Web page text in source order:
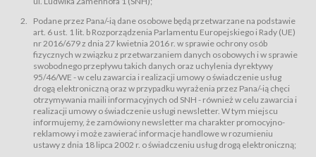
Sklep – sklep internetowy prowadzony przez Usługodawcę w Serwisie;
Regulamin – niniejszy regulamin.
§ 2
Postanowienia ogólne
Regulamin określa zasady:
świadczenia Usługobiorcom Usług przez Usługodawcę, z
zastrzeżeniem usług, o których mowa w ust. 2 pkt. 4 i 5 poniżej, których
zasady świadczenia precyzują odrębne regulaminy,
przetwarzania przez Usługodawcę danych osobowych Usługobiorców
będących osobami fizycznymi.
Podane przez Pana/-ią dane osobowe będą przetwarzane na podstawie
art. 6 ust. 1 lit. b Rozporządzenia Parlamentu Europejskiego i Rady (UE)
nr 2016/679 z dnia 27 kwietnia 2016 r. w sprawie ochrony osób
fizycznych w związku z przetwarzaniem danych osobowych i w sprawie
swobodnego przepływu takich danych oraz uchylenia dyrektywy
95/46/WE - w celu zawarcia i realizacji umowy o świadczenie usług
drogą elektroniczną oraz w przypadku wyrażenia przez Pana/-ią chęci
otrzymywania maili informacyjnych od SNH - również w celu zawarcia i
realizacji umowy o świadczenie usługi newsletter. W tym miejscu
informujemy, że zamówiony newsletter ma charakter promocyjno-
reklamowy i może zawierać informacje handlowe w rozumieniu
ustawy z dnia 18 lipca 2002 r. o świadczeniu usług drogą elektroniczną;